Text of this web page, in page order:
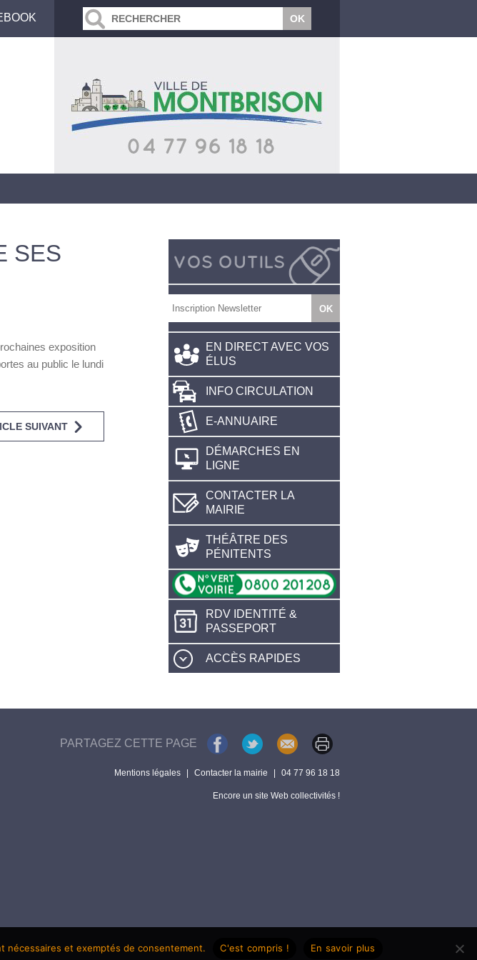
SES
exposition
au public le lundi
SUIVANT
EN DIRECT AVEC VOS
ÉLUS
INFO CIRCULATION
E-ANNUAIRE
DÉMARCHES EN
LIGNE
CONTACTER LA
MAIRIE
THÉÂTRE DES
PÉNITENTS
RDV IDENTITÉ &
PASSEPORT
ACCÈS RAPIDES
PARTAGEZ CETTE PAGE
Mentions légales Contacter la mairie 04 77 96 18 18
Encore un site Web collectivités !
nécessaires et exemptés de consentement. C'est compris ! En savoir plus